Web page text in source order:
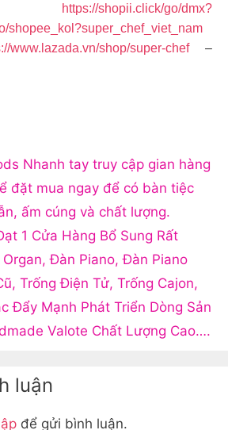
https://shopii.click/go/dmx?
shopee_kol?super_chef_viet_nam
www.lazada.vn/shop/super-chef–
Nhanh tay truy cập gian hàng
đặt mua ngay để có bàn tiệc
ấm cúng và chất lượng.
1 Cửa Hàng Bổ Sung Rất
Đàn Piano, Đàn Piano
Trống Điện Tử, Trống Cajon,
Đẩy Mạnh Phát Triển Dòng Sản
Valote Chất Lượng Cao….
luận
để gửi bình luận.